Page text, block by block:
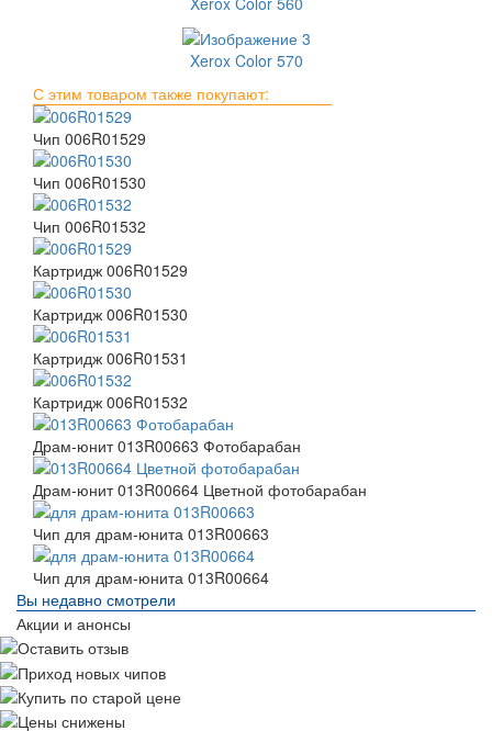
Xerox Color 570
С этим товаром также покупают:
Чип 006R01529
Чип 006R01530
Чип 006R01532
Картридж 006R01529
Картридж 006R01530
Картридж 006R01531
Картридж 006R01532
Драм-юнит 013R00663 Фотобарабан
Драм-юнит 013R00664 Цветной фотобарабан
Чип для драм-юнита 013R00663
Чип для драм-юнита 013R00664
Вы недавно смотрели
Акции и анонсы